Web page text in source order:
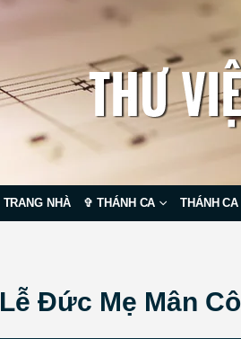
TRANG NHÀ ✞ THÁNH CA THÁNH
Lễ Đức Mẹ Mân